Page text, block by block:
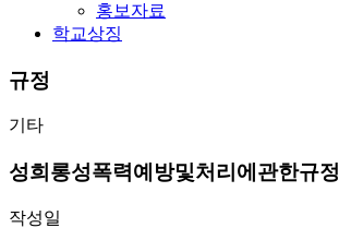
홍보자료
학교상징
규정
기타
성희롱성폭력예방및처리에관한규정
작성일